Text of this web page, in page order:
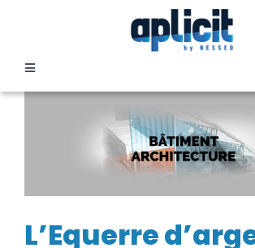
Toggle
Navigation
L’Equerre